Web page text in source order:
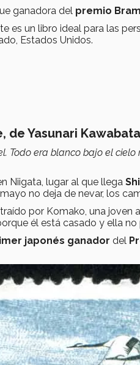
ganadora del premio
es un libro ideal para las
Estados Unidos.
de Yasunari
Todo era blanco bajo el cielo
Niigata, lugar al que llega
no deja de nevar, los
por Komako, una joven
él está casado y ella
japonés ganador del